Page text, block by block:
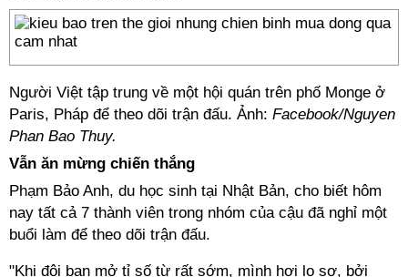
Người Việt tập trung về một hội quán trên phố Monge ở
Paris, Pháp để theo dõi trận đấu. Ảnh: Facebook/Nguyen
Phan Bao Thuy.
Vẫn ăn mừng chiến thắng
Phạm Bảo Anh, du học sinh tại Nhật Bản, cho biết hôm
nay tất cả 7 thành viên trong nhóm của cậu đã nghỉ một
buổi làm để theo dõi trận đấu.
"Khi đội bạn mở tỉ số từ rất sớm, mình hơi lo sợ, bởi